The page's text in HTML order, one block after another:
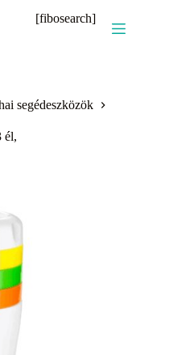
[fibosearch]
segédeszközök
él,